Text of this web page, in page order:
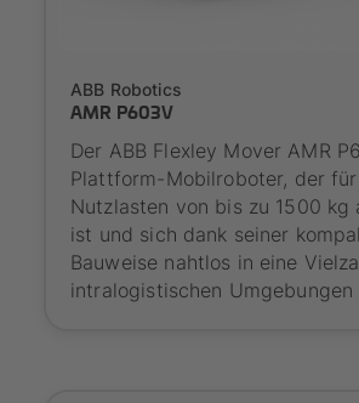
ABB Robotics
AMR P603V
Der ABB Flexley Mover AMR
Plattform-Mobilroboter, der für
Nutzlasten von bis zu 1500 kg
ist und sich dank seiner
Bauweise nahtlos in eine
intralogistischen